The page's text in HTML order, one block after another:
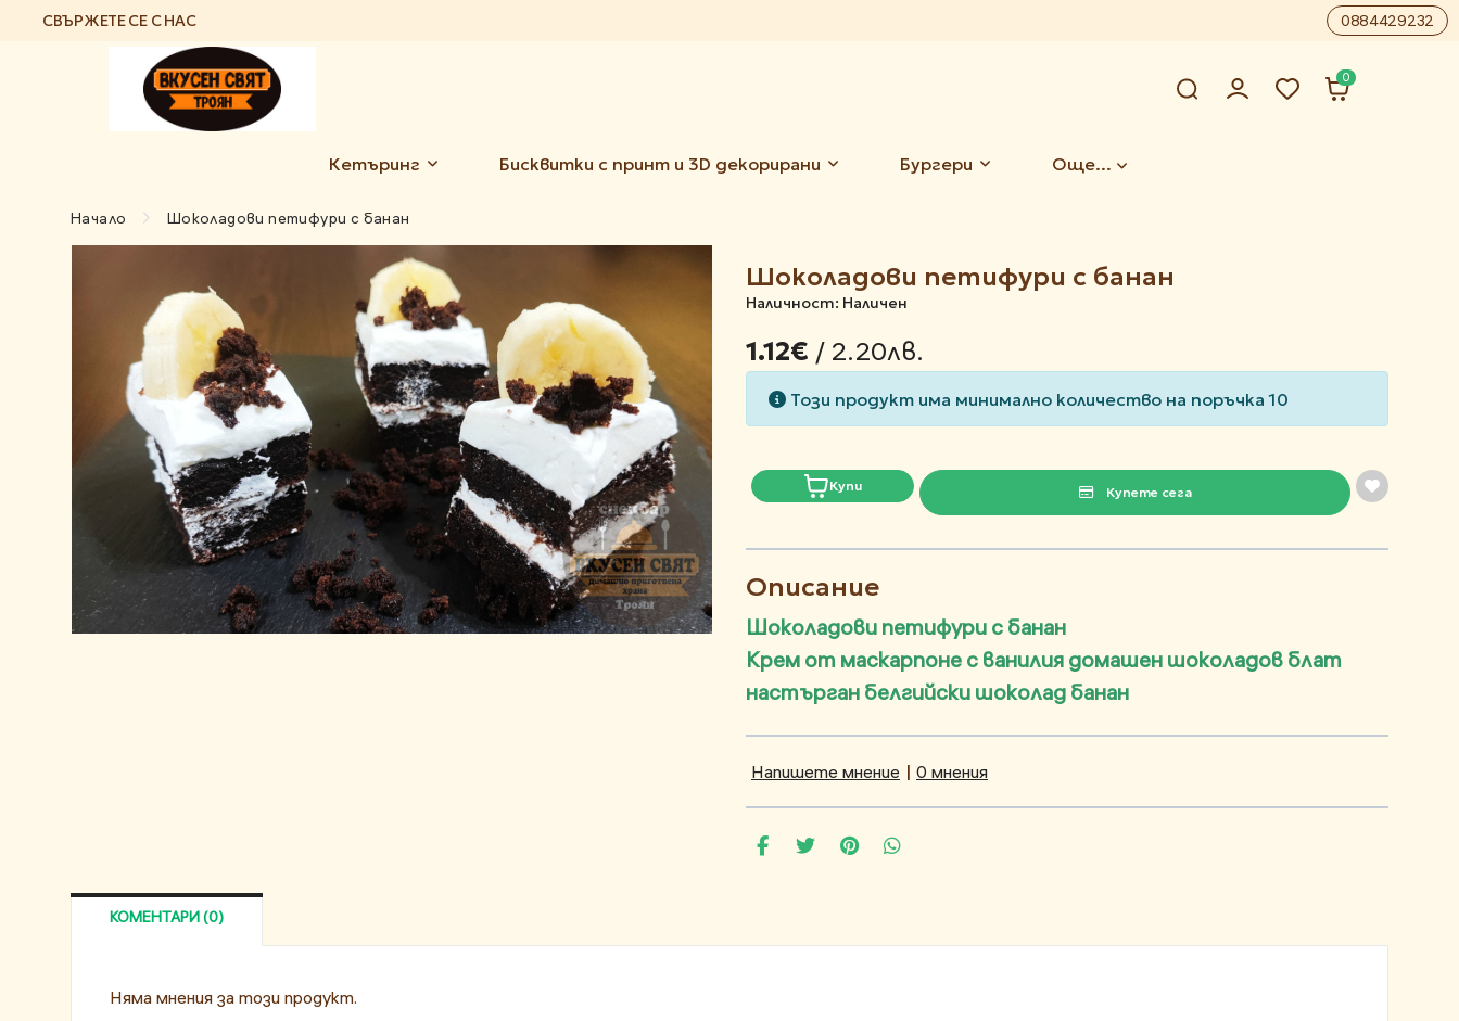
0884429232
СВЪРЖЕТЕ СЕ С НАС
0
Кетъринг Бисквитки с принт и 3D декорирани Бургери Още...
Начало Шоколадови петифури с банан
Шоколадови петифури с банан
Наличност: Наличен
1.12€ / 2.20лв.
Този продукт има минимално количество на поръчка 10
Купи Купете сега
Описание
Шоколадови петифури с банан
Крем от маскарпоне с ванилия домашен шоколадов блат
настърган белгийски шоколад банан
Напишете мнение | 0 мнения
КОМЕНТАРИ (0)
Няма мнения за този продукт.